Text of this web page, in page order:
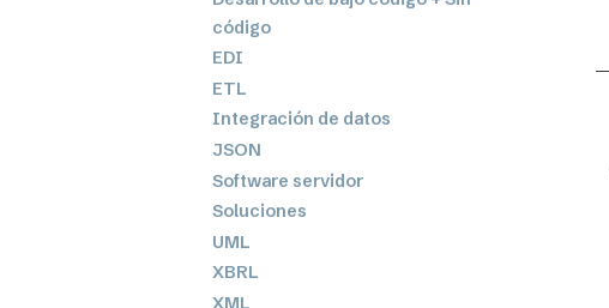
código
EDI
ETL
Integración de datos
JSON
Software servidor
Soluciones
UML
XBRL
XML